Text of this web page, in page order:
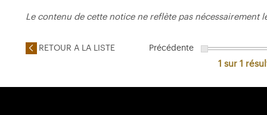
Le contenu de cette notice ne reflète pas nécessairement
RETOUR A LA LISTE Précédente
1 sur 1